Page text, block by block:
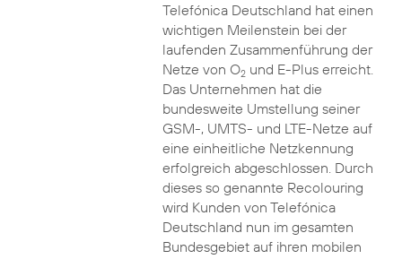
Telefónica Deutschland hat einen
wichtigen Meilenstein bei der
laufenden Zusammenführung der
Netze von O2und E-Plus erreicht.
Das Unternehmen hat die
bundesweite Umstellung seiner
GSM-, UMTS- und LTE-Netze auf
eine einheitliche Netzkennung
erfolgreich abgeschlossen. Durch
dieses so genannte Recolouring
wird Kunden von Telefónica
Deutschland nun im gesamten
Bundesgebiet auf ihren mobilen